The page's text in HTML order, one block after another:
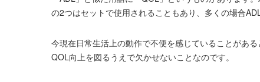
の2つはセットで使用されることもあり、多くの場合
今現在日常生活上の動作で不便を感じていることがあ
QOL向上を図るうえで欠かせないことなのです。